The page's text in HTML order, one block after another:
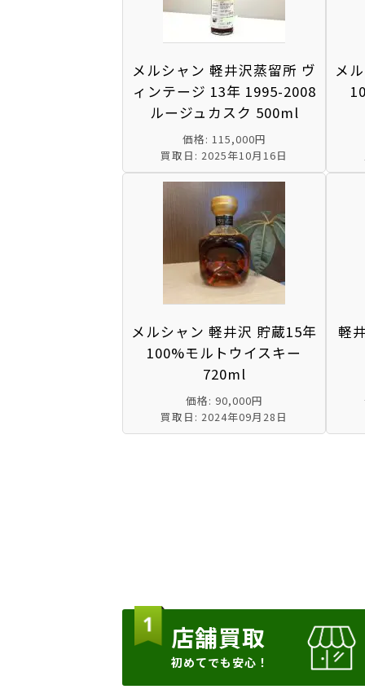
メルシャン 軽井沢蒸留所 ヴ
ィンテージ 13年 1995-2008
ルージュカスク 500ml
価格: 115,000円
買取日: 2025年10月16日
メ
メルシャン 軽井沢 貯蔵15年
100%モルトウイスキー
720ml
価格: 90,000円
買取日: 2024年09月28日
軽
店舗買取
初めてでも安心！